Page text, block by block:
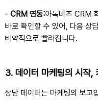
- CRM 연동:아톡비즈 CRM
바로 확인할 수 있어 , 다음 상
비약적으로 빨라집니다.
3. 데이터 마케팅의 시작,
상담 데이터는 마케팅의 보고